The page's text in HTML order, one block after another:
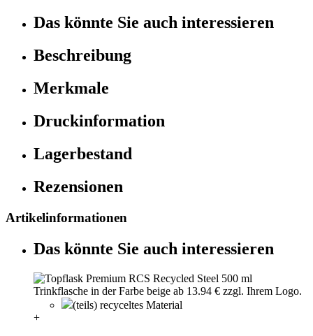
Das könnte Sie auch interessieren
Beschreibung
Merkmale
Druckinformation
Lagerbestand
Rezensionen
Artikelinformationen
Das könnte Sie auch interessieren
(teils) recyceltes Material
+